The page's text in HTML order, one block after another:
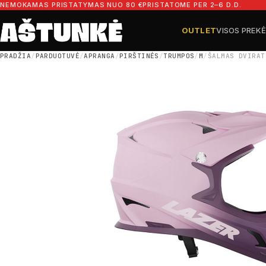
Pereiti prie turinio
NEMOKAMAS PRISTATYMAS NUO 80 €PRISTATOME PER 2–6 D.D.
OUTLETVISOS
Ieškoti dalių
Ieškoti
PRADŽIA/PARDUOTUVĖ/APRANGA /PIRŠTINĖS /TRUMPOS/M/ ŠALMAS